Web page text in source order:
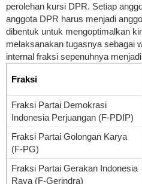
perolehan kursi DPR. Setiap
anggota DPR harus menjadi
dibentuk untuk mengoptimalkan
melaksanakan tugasnya sebagai
internal fraksi sepenuhnya
Fraksi
Fraksi Partai Demokrasi
Indonesia Perjuangan (F-PDIP)
Fraksi Partai Golongan Karya
(F-PG)
Fraksi Partai Gerakan Indonesia
Raya (F-Gerindra)